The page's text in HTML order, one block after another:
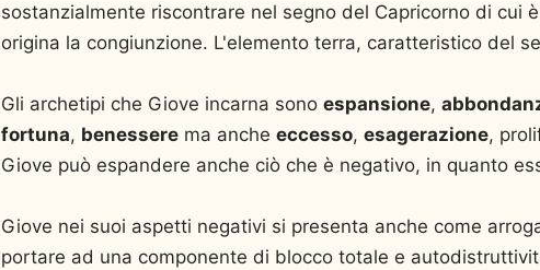
sostanzialmente riscontrare nel segno del Capricorno di cui
origina la congiunzione. L'elemento terra, caratteristico del
Gli archetipi che Giove incarna sono espansione,
fortuna, benesserema anche eccesso, esagerazione,
Giove può espandere anche ciò che è negativo, in quanto
Giove nei suoi aspetti negativi si presenta anche come
portare ad una componente di blocco totale e